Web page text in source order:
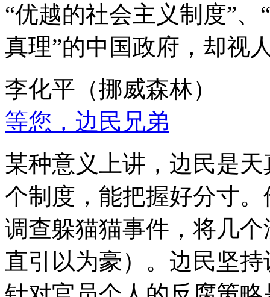
“优越的社会主义制度”
真理”的中国政府，却视
李化平（挪威森林）
等您，边民兄弟
某种意义上讲，边民是
个制度，能把握好分寸
调查躲猫猫事件，将几
直引以为豪）。边民坚